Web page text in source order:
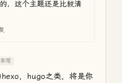
，这个主题还是比较清
暄
，hugo之类，将是你